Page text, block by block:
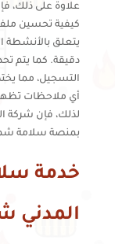
علاوة على ذلك،
كيفية تحسين
يتعلق بالأنشطة
دقيقة. كما يتم
التسجيل، مما
أي ملاحظات تظهر
لذلك، فإن
بمنصة سلامة
خدمة
المدني